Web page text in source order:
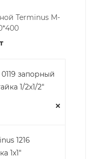
Terminus M-
запорный
1/2х1/2"
1216
1х1"